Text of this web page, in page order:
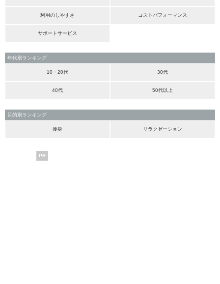
利用のしやすさ コストパフォーマンス
サポートサービス
年代別ランキング
10・20代 30代
40代 50代以上
目的別ランキング
痩身 リラクゼーション
PR